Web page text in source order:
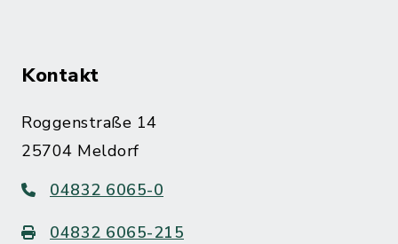
Kontakt
Roggenstraße 14
25704 Meldorf
04832 6065-0
04832 6065-215